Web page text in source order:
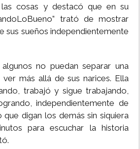
cosas y destacó que en su
trató de mostrar
sus sueños independientemente
no puedan separar una
más allá de sus narices. Ella
trabajó y sigue trabajando,
independientemente de
digan los demás sin siquiera
para escuchar la historia